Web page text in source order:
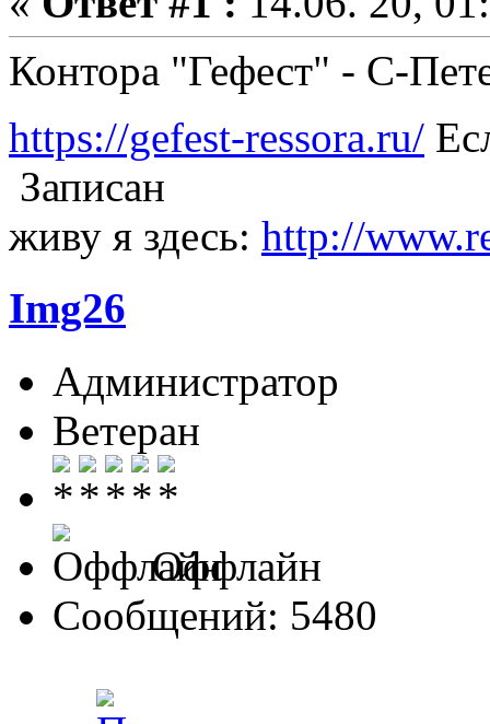
Контора "Гефест" - С-
https://gefest-ressora.ru/
Записан
живу я здесь: http://
Img26
Администратор
Ветеран
Оффлайн
Сообщений: 5480